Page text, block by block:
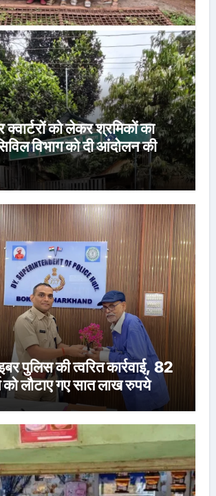
क्वार्टरों को लेकर श्रमिकों का
विभाग को दी आंदोलन की
पुलिस की त्वरित कार्रवाई, 82
को लौटाए गए सात लाख रुपये